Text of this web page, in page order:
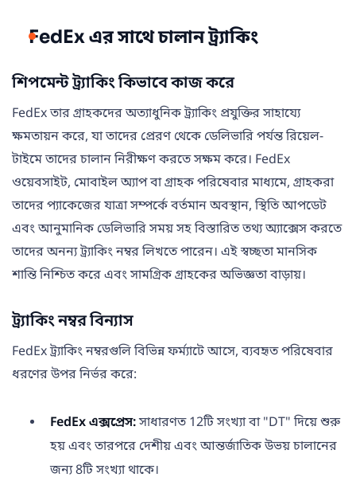
FedEx এর সাথে চালান ট্র্যাকিং
শিপমেন্ট ট্র্যাকিং কিভাবে কাজ করে
FedEx তার গ্রাহকদের অত্যাধুনিক ট্র্যাকিং প্রযুক্তির সাহায্যে
ক্ষমতায়ন করে, যা তাদের প্রেরণ থেকে ডেলিভারি পর্যন্ত রিয়েল-
টাইমে তাদের চালান নিরীক্ষণ করতে সক্ষম করে। FedEx
ওয়েবসাইট, মোবাইল অ্যাপ বা গ্রাহক পরিষেবার মাধ্যমে, গ্রাহকরা
তাদের প্যাকেজের যাত্রা সম্পর্কে বর্তমান অবস্থান, স্থিতি আপডেট
এবং আনুমানিক ডেলিভারি সময় সহ বিস্তারিত তথ্য অ্যাক্সেস করতে
তাদের অনন্য ট্র্যাকিং নম্বর লিখতে পারেন। এই স্বচ্ছতা মানসিক
শান্তি নিশ্চিত করে এবং সামগ্রিক গ্রাহকের অভিজ্ঞতা বাড়ায়।
ট্র্যাকিং নম্বর বিন্যাস
FedEx ট্র্যাকিং নম্বরগুলি বিভিন্ন ফর্ম্যাটে আসে, ব্যবহৃত পরিষেবার
ধরণের উপর নির্ভর করে:
FedEx এক্সপ্রেস:সাধারণত 12টি সংখ্যা বা "DT" দিয়ে শুরু
হয় এবং তারপরে দেশীয় এবং আন্তর্জাতিক উভয় চালানের
জন্য 8টি সংখ্যা থাকে।